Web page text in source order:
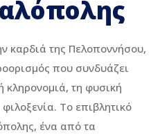
καρδιά της Πελοποννήσου,
που συνδυάζει
κληρονομιά, τη φυσική
Το επιβλητικό
ένα από τα